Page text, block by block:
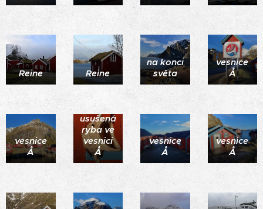
Reine Reine
na konci
světa
vesnice
Å
vesnice
Å
usušená
ryba ve
vesnici
Å
vesnice
Å
vesnice
Å